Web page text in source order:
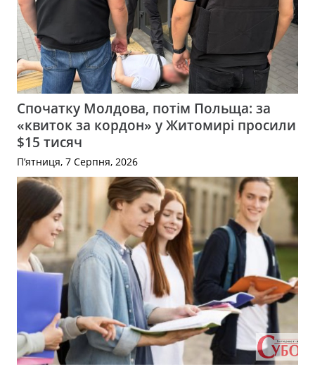
Спочатку Молдова, потім Польща: за
«квиток за кордон» у Житомирі просили
$15 тисяч
П’ятниця, 7 Серпня, 2026